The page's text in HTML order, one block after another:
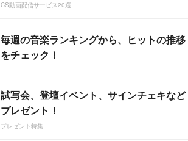
CS動画配信サービス20選
毎週の音楽ランキングから、ヒットの推移
をチェック！
試写会、登壇イベント、サインチェキなど
プレゼント！
プレゼント特集